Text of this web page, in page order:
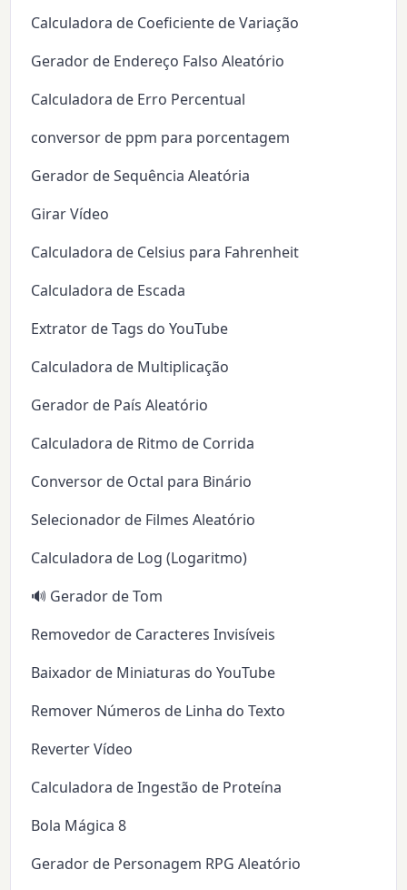
Calculadora de Coeficiente de Variação
Gerador de Endereço Falso Aleatório
Calculadora de Erro Percentual
conversor de ppm para porcentagem
Gerador de Sequência Aleatória
Girar Vídeo
Calculadora de Celsius para Fahrenheit
Calculadora de Escada
Extrator de Tags do YouTube
Calculadora de Multiplicação
Gerador de País Aleatório
Calculadora de Ritmo de Corrida
Conversor de Octal para Binário
Selecionador de Filmes Aleatório
Calculadora de Log (Logaritmo)
🔊 Gerador de Tom
Removedor de Caracteres Invisíveis
Baixador de Miniaturas do YouTube
Remover Números de Linha do Texto
Reverter Vídeo
Calculadora de Ingestão de Proteína
Bola Mágica 8
Gerador de Personagem RPG Aleatório